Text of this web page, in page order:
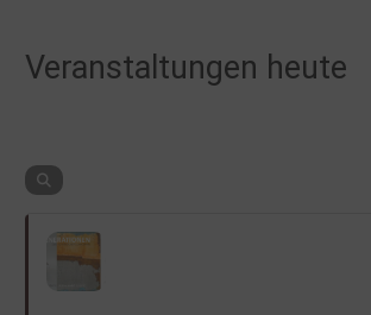
Veranstaltungen heute